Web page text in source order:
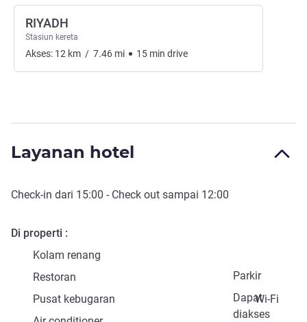
RIYADH
Stasiun kereta
Akses: 12 km / 7.46 mi 15 min drive
Layanan hotel
Check-in dari 15:00 - Check out sampai 12:00
Di properti
Kolam renang
Parkir
Restoran
Dapat
diakses
Pusat kebugaran
Wi-Fi